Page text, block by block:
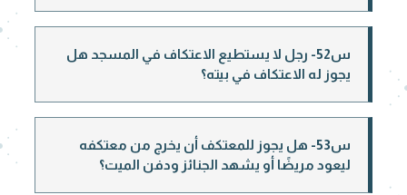
س52- رجل لا يستطيع الاعتكاف في المسجد هل
يجوز له الاعتكاف في بيته؟
س53- هل يجوز للمعتكف أن يخرج من معتكفه
ليعود مريضًا أو يشهد الجنائز ودفن الميت؟